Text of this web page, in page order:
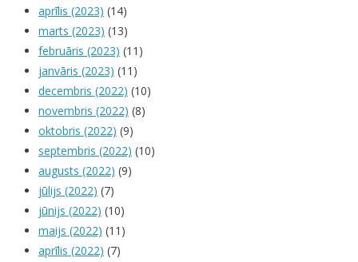
aprīlis (2023) (14)
marts (2023) (13)
februāris (2023) (11)
janvāris (2023) (11)
decembris (2022) (10)
novembris (2022) (8)
oktobris (2022) (9)
septembris (2022) (10)
augusts (2022) (9)
jūlijs (2022) (7)
jūnijs (2022) (10)
maijs (2022) (11)
aprīlis (2022) (7)